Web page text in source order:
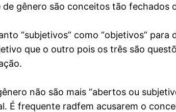
de gênero são conceitos tão
“subjetivos” como “objetivos”
que o outro pois os três são
não são mais “abertos ou
É frequente radfem acusarem o